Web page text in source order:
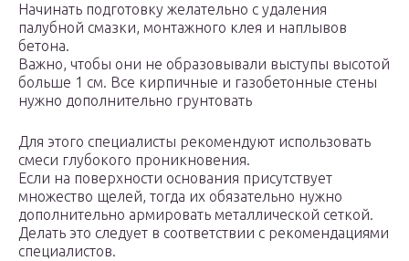
Начинать подготовку желательно с удаления
палубной смазки, монтажного клея и наплывов
бетона.
Важно, чтобы они не образовывали выступы высотой
больше 1 см. Все кирпичные и газобетонные стены
нужно дополнительно грунтовать
Для этого специалисты рекомендуют использовать
смеси глубокого проникновения.
Если на поверхности основания присутствует
множество щелей, тогда их обязательно нужно
дополнительно армировать металлической сеткой.
Делать это следует в соответствии с рекомендациями
специалистов.